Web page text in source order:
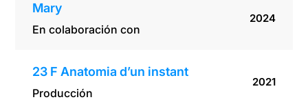
Mary
En colaboración con
2024
23 F Anatomia d’un instant
Producción
2021